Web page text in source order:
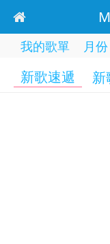
我的歌單 月份
新歌速遞 新